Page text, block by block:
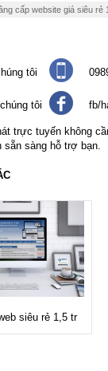
cấp website giá siêu rẻ
tôi
tôi fb/
trực tuyến không
sẵn sàng hỗ trợ bạn.
siêu rẻ 1,5 tr